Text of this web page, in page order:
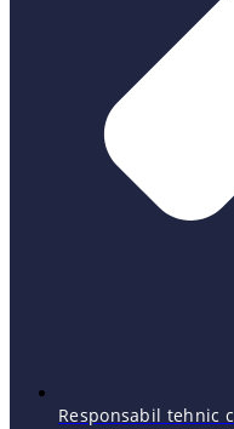
Responsabil tehnic